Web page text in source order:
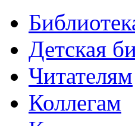
Детская
Читателям
Коллегам